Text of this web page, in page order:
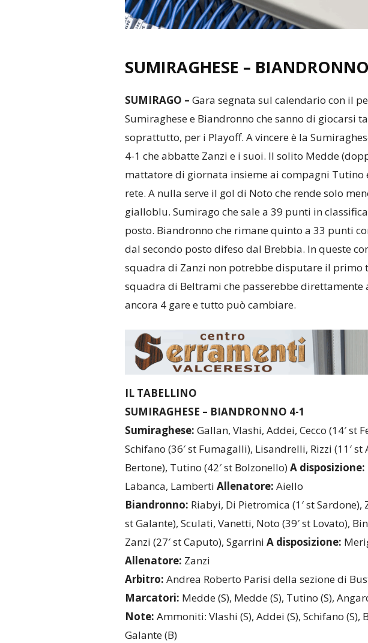
SUMIRAGHESE –
SUMIRAGO – Gara segnata sul calendario con il
Sumiraghese e Biandronno che sanno di giocarsi
soprattutto, per i Playoff. A vincere è la
4-1 che abbatte Zanzi e i suoi. Il solito Medde
mattatore di giornata insieme ai compagni Tutino
rete. A nulla serve il gol di Noto che rende solo
gialloblu. Sumirago che sale a 39 punti in
posto. Biandronno che rimane quinto a 33 punti
dal secondo posto difeso dal Brebbia. In queste
squadra di Zanzi non potrebbe disputare il primo
squadra di Beltrami che passerebbe direttamente
ancora 4 gare e tutto può cambiare.
IL TABELLINO
SUMIRAGHESE – BIANDRONNO 4-1
Sumiraghese: Gallan, Vlashi, Addei, Cecco (14′ st
Schifano (36′ st Fumagalli), Lisandrelli, Rizzi (11′ st
Bertone), Tutino (42′ st Bolzonello)A disposizione:
Labanca, Lamberti Allenatore: Aiello
Biandronno: Riabyi, Di Pietromica (1′ st
st Galante), Sculati, Vanetti, Noto (39′ st Lovato),
Zanzi (27′ st Caputo), Sgarrini A disposizione:
Allenatore: Zanzi
Arbitro: Andrea Roberto Parisi della sezione di
Marcatori: Medde (S), Medde (S), Tutino (S),
Note: Ammoniti: Vlashi (S), Addei (S), Schifano (S),
Galante (B)